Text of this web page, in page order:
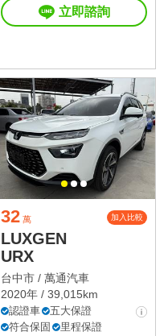
立即諮詢
32 萬 加入比較
LUXGEN
URX
台中市 / 萬通汽車
2020年 / 39,015km
認證車
五大保證
符合保固
里程保證